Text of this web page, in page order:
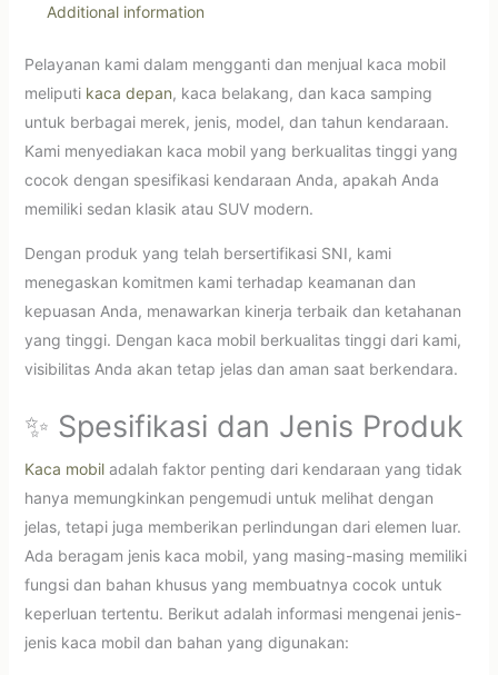
Additional information
Pelayanan kami dalam mengganti dan menjual kaca mobil
meliputi kaca depan, kaca belakang, dan kaca samping
untuk berbagai merek, jenis, model, dan tahun kendaraan.
Kami menyediakan kaca mobil yang berkualitas tinggi yang
cocok dengan spesifikasi kendaraan Anda, apakah Anda
memiliki sedan klasik atau SUV modern.
Dengan produk yang telah bersertifikasi SNI, kami
menegaskan komitmen kami terhadap keamanan dan
kepuasan Anda, menawarkan kinerja terbaik dan ketahanan
yang tinggi. Dengan kaca mobil berkualitas tinggi dari kami,
visibilitas Anda akan tetap jelas dan aman saat berkendara.
✨ Spesifikasi dan Jenis Produk
Kaca mobiladalah faktor penting dari kendaraan yang tidak
hanya memungkinkan pengemudi untuk melihat dengan
jelas, tetapi juga memberikan perlindungan dari elemen luar.
Ada beragam jenis kaca mobil, yang masing-masing memiliki
fungsi dan bahan khusus yang membuatnya cocok untuk
keperluan tertentu. Berikut adalah informasi mengenai jenis-
jenis kaca mobil dan bahan yang digunakan: